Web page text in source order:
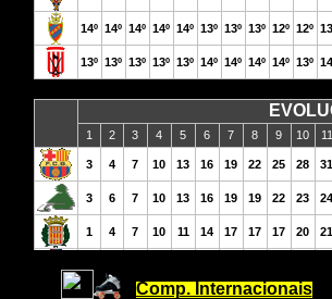
Comp. Internacionais